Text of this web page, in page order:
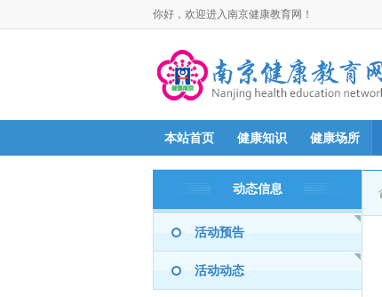
你好，欢迎进入南京健康教育网！
本站首页 健康知识 健康场所
动态信息
活动预告
活动动态